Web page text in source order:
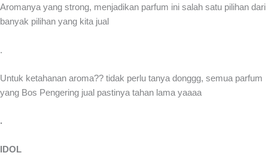
Aromanya yang strong, menjadikan parfum ini salah satu pilihan dari
banyak pilihan yang kita jual
.
Untuk ketahanan aroma?? tidak perlu tanya donggg, semua parfum
yang Bos Pengering jual pastinya tahan lama yaaaa
.
IDOL